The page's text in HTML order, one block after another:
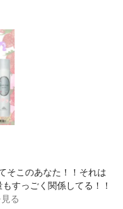
そこのあなた！！それは
すっごく関係してる！！
る